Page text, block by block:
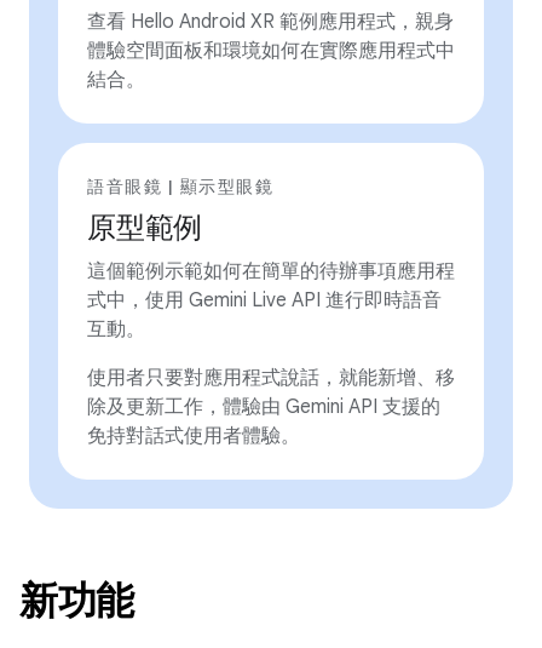
查看 Hello Android XR 範例應用程式，親身
體驗空間面板和環境如何在實際應用程式中
結合。
語音眼鏡 | 顯示型眼鏡
原型範例
這個範例示範如何在簡單的待辦事項應用程
式中，使用 Gemini Live API 進行即時語音
互動。
使用者只要對應用程式說話，就能新增、移
除及更新工作，體驗由 Gemini API 支援的
免持對話式使用者體驗。
新功能